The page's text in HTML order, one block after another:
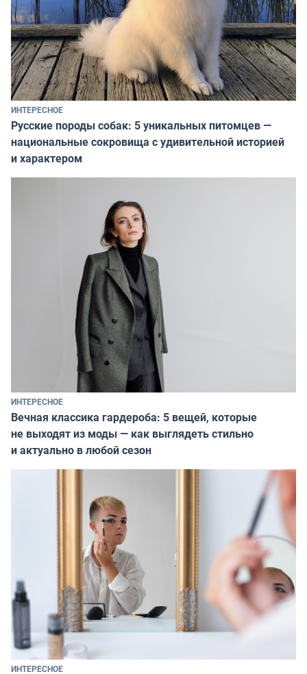
ИНТЕРЕСНОЕ
Русские породы собак: 5 уникальных питомцев —
национальные сокровища с удивительной историей
и характером
ИНТЕРЕСНОЕ
Вечная классика гардероба: 5 вещей, которые
не выходят из моды — как выглядеть стильно
и актуально в любой сезон
ИНТЕРЕСНОЕ